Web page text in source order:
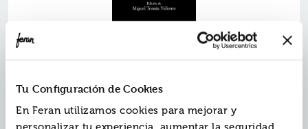
Tu Configuración de Cookies
En Feran utilizamos cookies para mejorar y
Ref.ZCA-779
9788437635972